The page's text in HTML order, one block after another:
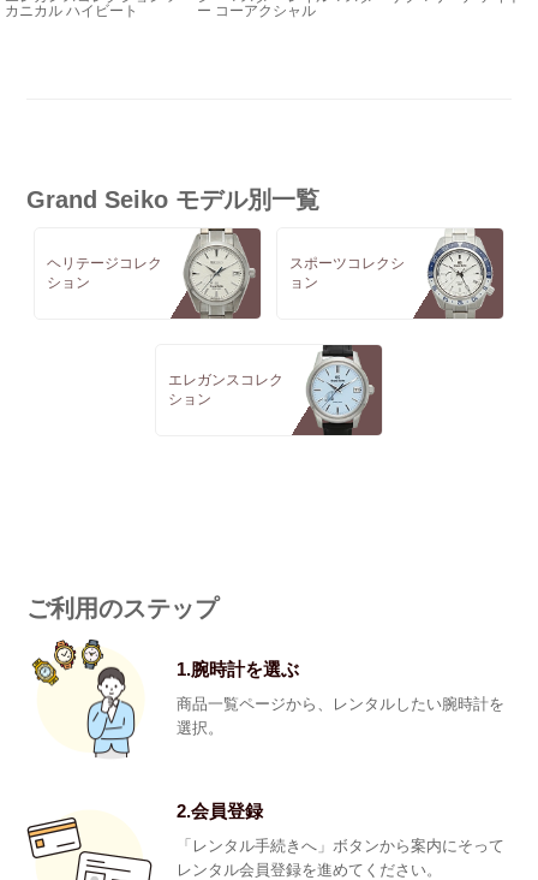
カニカル ハイビート
ー コーアクシャル
Grand Seiko モデル別一覧
ヘリテージコレク
ション
スポーツコレクシ
ョン
エレガンスコレク
ション
ご利用のステップ
1.腕時計を選ぶ
商品一覧ページから、レンタルしたい腕時計を
選択。
2.会員登録
「レンタル手続きへ」ボタンから案内にそって
レンタル会員登録を進めてください。